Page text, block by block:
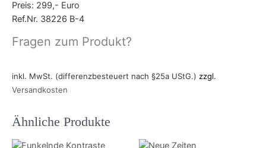
Preis: 299,- Euro
Ref.Nr. 38226 B-4
Fragen zum Produkt?
inkl. MwSt. (differenzbesteuert nach §25a UStG.) zzgl.
Versandkosten
Ähnliche Produkte